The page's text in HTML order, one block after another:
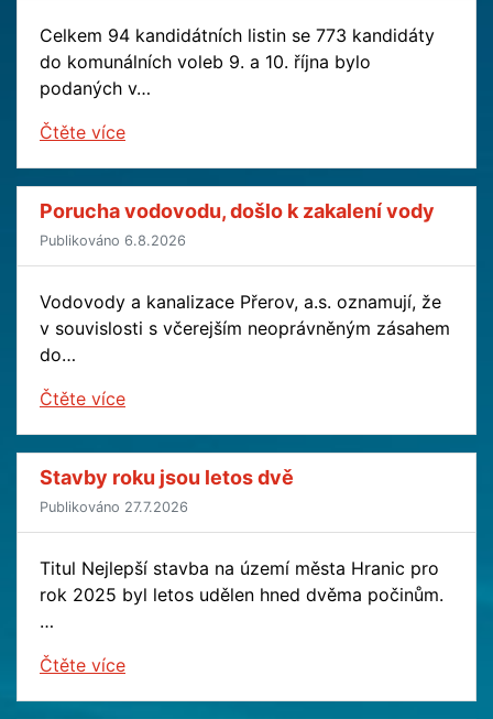
Celkem 94 kandidátních listin se 773 kandidáty
do komunálních voleb 9. a 10. října bylo
podaných v…
Čtěte více
Porucha vodovodu, došlo k zakalení vody
Publikováno 6.8.2026
Vodovody a kanalizace Přerov, a.s. oznamují, že
v souvislosti s včerejším neoprávněným zásahem
do…
Čtěte více
Stavby roku jsou letos dvě
Publikováno 27.7.2026
Titul Nejlepší stavba na území města Hranic pro
rok 2025 byl letos udělen hned dvěma počinům.
…
Čtěte více